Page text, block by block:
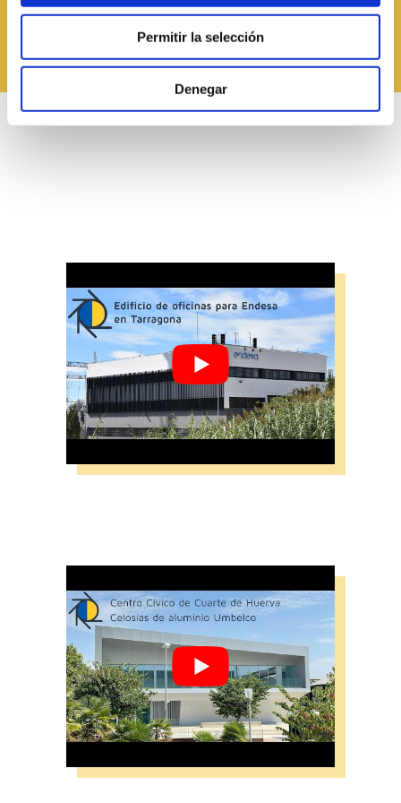
Permitir la selección
Denegar
exterior